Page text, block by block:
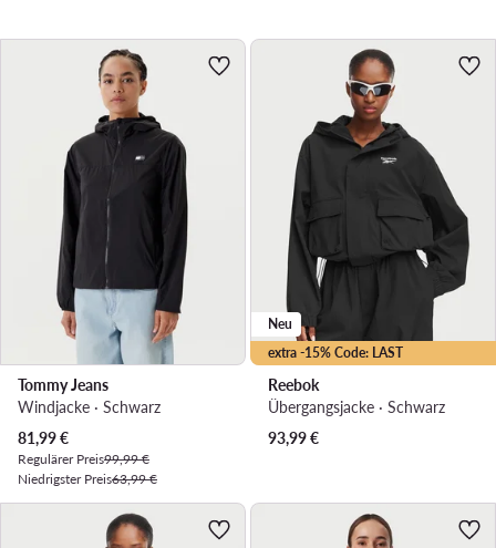
Tommy Jeans
Windjacke · Schwarz
Aktueller Preis
81,99€
Regulärer Preis99,99 €
Niedrigster Preis63,99 €
extra -15% Code: LAST
Neu
Reebok
Übergangsjacke · Schwarz
93,99€